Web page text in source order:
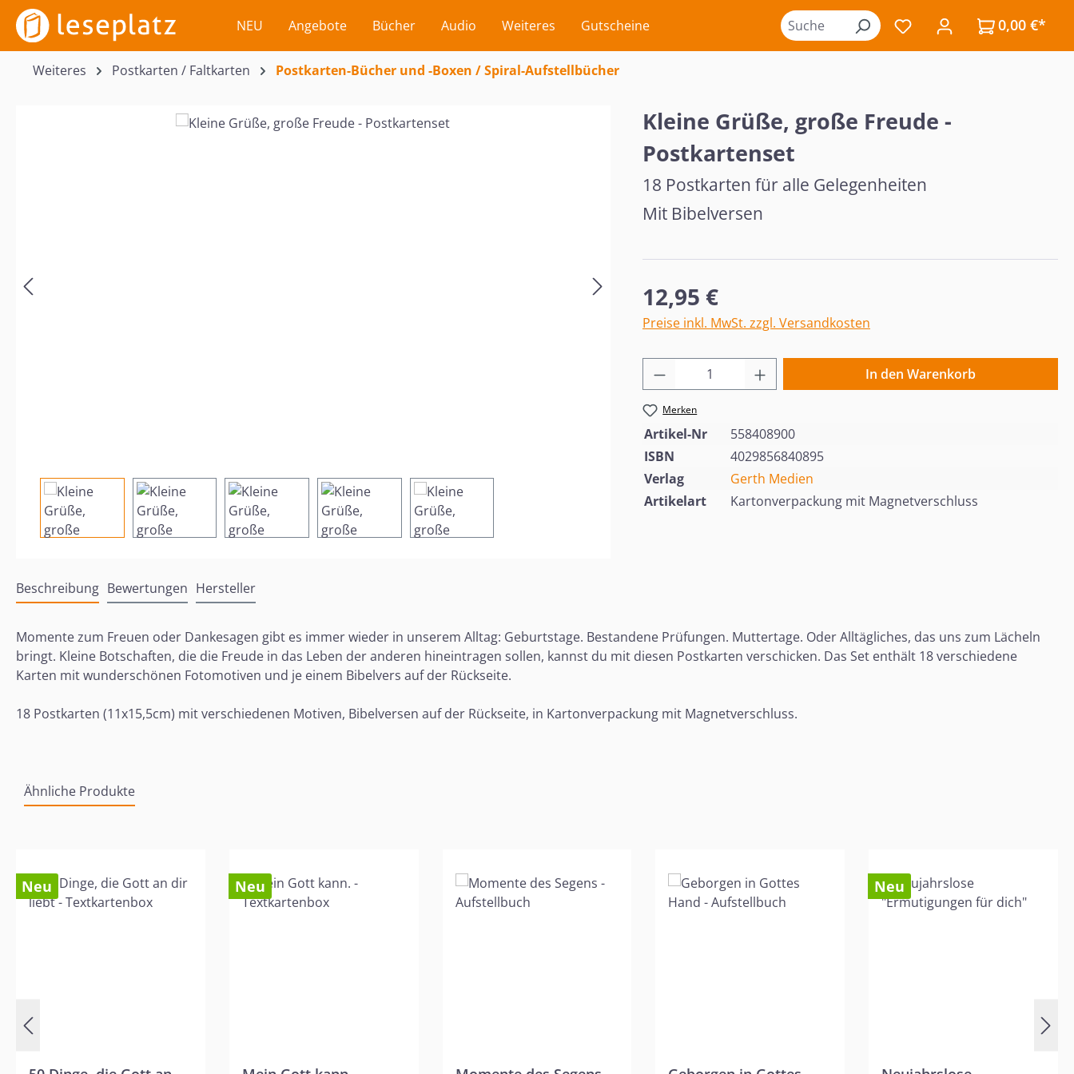
Hauptinhalt springen
Zur Suche springen
Zur Hauptnavigation springen NEU Angebote Bücher Audio Weiteres Gutscheine Du hast 0 Produkte auf
0,00 €*
Weiteres Postkarten / Faltkarten Postkarten-Bücher und -Boxen / Spiral-Aufstellbücher
Bildergalerie überspringen
Kleine Grüße, große Freude -
Postkartenset
18 Postkarten für alle Gelegenheiten
Mit Bibelversen
Regulärer Preis:
12,95 €
Preise inkl. MwSt. zzgl. Versandkosten
Produkt Anzahl: Gib den gewünschten Wert
In den Warenkorb
Merken
Artikel-Nr
558408900
ISBN
4029856840895
Verlag
Gerth Medien
Artikelart
Kartonverpackung mit Magnetverschluss
Beschreibung Bewertungen Hersteller
Momente zum Freuen oder Dankesagen gibt es immer wieder in unserem Alltag: Geburtstage. Bestandene Prüfungen. Muttertage. Oder Alltägliches, das uns zum Lächeln
bringt. Kleine Botschaften, die die Freude in das Leben der anderen hineintragen sollen, kannst du mit diesen Postkarten verschicken. Das Set enthält 18 verschiedene
Karten mit wunderschönen Fotomotiven und je einem Bibelvers auf der Rückseite.
18 Postkarten (11x15,5cm) mit verschiedenen Motiven, Bibelversen auf der Rückseite, in Kartonverpackung mit Magnetverschluss.
Ähnliche Produkte
Neu Neu Neu